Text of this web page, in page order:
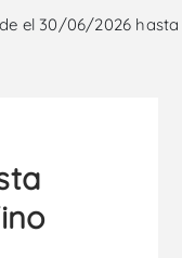
el 30/06/2026 hasta